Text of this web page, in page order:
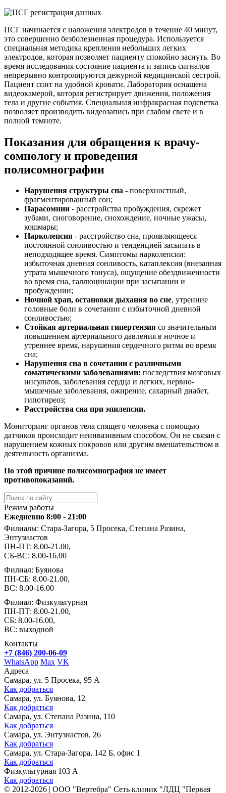
ПСГ начинается с наложения электродов в течение 40 минут,
это совершенно безболезненная процедура. Используется
специальная методика крепления небольших легких
электродов, которая позволяет пациенту спокойно заснуть. Во
время исследования состояние пациента и запись сигналов
непрерывно контролируются дежурной медицинской сестрой.
Пациент спит на удобной кровати. Лаборатория оснащена
видеокамерой, которая регистрирует движения, положения
тела и другие события. Специальная инфракрасная подсветка
позволяет производить видеозапись при слабом свете и в
полной темноте.
Показания для обращения к врачу-
сомнологу и проведения
полисомнографии
Нарушения структуры сна - поверхностный,
фрагментированный сон;
Парасомнии - расстройства пробуждения, скрежет
зубами, сноговорение, снохождение, ночные ужасы,
кошмары;
Нарколепсия - расстройство сна, проявляющееся
постоянной сонливостью и тенденцией засыпать в
неподходящее время. Симптомы нарколепсии:
избыточная дневная сонливость, катаплексия (внезапная
утрата мышечного тонуса), ощущение обездвиженности
во время сна, галлюцинации при засыпании и
пробуждении;
Ночной храп, остановки дыхания во сне, утренние
головные боли в сочетании с избыточной дневной
сонливостью;
Стойкая артериальная гипертензия со значительным
повышением артериального давления в ночное и
утреннее время, нарушения сердечного ритма во время
сна;
Нарушения сна в сочетании с различными
соматическими заболеваниями: последствия мозговых
инсультов, заболевания сердца и легких, нервно-
мышечные заболевания, ожирение, сахарный диабет,
гипотиреоз;
Расстройства сна при эпилепсии.
Мониторинг органов тела спящего человека с помощью
датчиков происходит неинвазивным способом. Он не связан с
нарушением кожных покровов или другим вмешательством в
деятельность организма.
По этой причине полисомнография не имеет
противопоказаний.
Режим работы
Ежедневно 8:00 - 21:00
Филиалы: Стара-Загора, 5 Просека, Степана Разина,
Энтузиастов
ПН-ПТ: 8.00-21.00,
СБ-ВС: 8.00-16.00
Филиал: Буянова
ПН-СБ: 8.00-21.00,
ВС: 8.00-16.00
Филиал: Физкультурная
ПН-ПТ: 8.00-21.00,
СБ: 8.00-16.00,
ВС: выходной
Контакты
+7 (846) 200-06-09
WhatsApp Max VK
Адреса
Самара, ул. 5 Просека, 95 А
Как добраться
Самара, ул. Буянова, 12
Как добраться
Самара, ул. Степана Разина, 110
Как добраться
Самара, ул. Энтузиастов, 26
Как добраться
Самара, ул. Стара-Загора, 142 Б, офис 1
Как добраться
Физкультурная 103 А
Как добраться
© 2012-2026 | ООО "Вертебра" Сеть клиник "ЛДЦ "Первая